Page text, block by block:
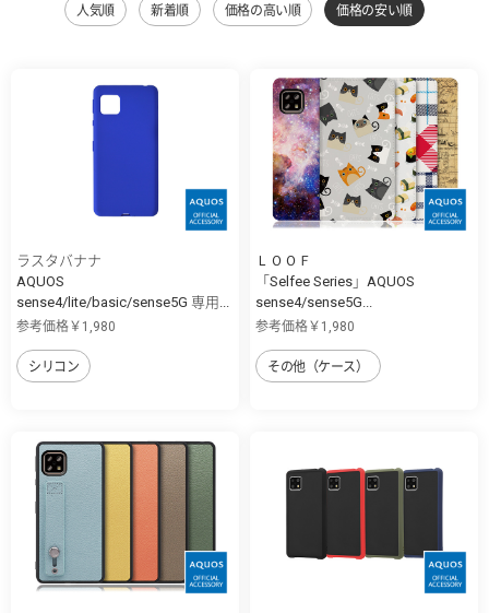
人気順 新着順 価格の高い順 価格の安い順
ラスタバナナ
AQUOS
sense4/lite/basic/sense5G 専用...
参考価格￥1,980
シリコン
ＬＯＯＦ
「Selfee Series」AQUOS
sense4/sense5G...
参考価格￥1,980
その他（ケース）